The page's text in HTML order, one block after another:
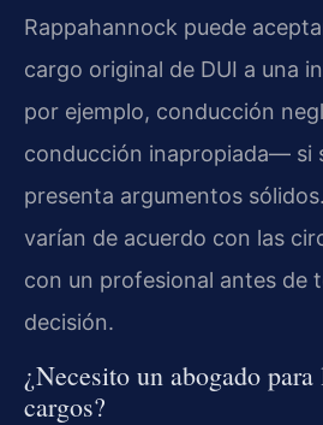
Rappahannock puede
cargo original de DUI a una
por ejemplo, conducción
conducción inapropiada— si
presenta argumentos
varían de acuerdo con las
con un profesional antes de
decisión.
¿Necesito un abogado
cargos?